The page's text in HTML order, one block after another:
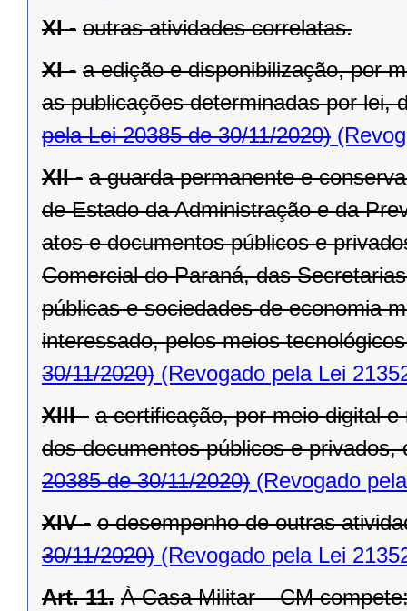
XI - outras atividades correlatas.
XI - a edição e disponibilização, por
as publicações determinadas por lei,
pela Lei 20385 de 30/11/2020)
XII - a guarda permanente e
de Estado da Administração e da
atos e documentos públicos e
Comercial do Paraná, das
públicas e sociedades de economia
interessado, pelos meios
30/11/2020) (Revogado pela Lei
XIII - a certificação, por meio digital
dos documentos públicos e privados,
20385 de 30/11/2020) (Revogado
XIV - o desempenho de outras
30/11/2020) (Revogado pela Lei
Art. 11. À Casa Militar – CM